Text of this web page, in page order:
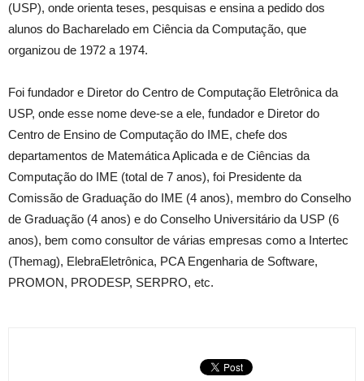
(USP), onde orienta teses, pesquisas e ensina a pedido dos
alunos do Bacharelado em Ciência da Computação, que
organizou de 1972 a 1974.
Foi fundador e Diretor do Centro de Computação Eletrônica da
USP, onde esse nome deve-se a ele, fundador e Diretor do
Centro de Ensino de Computação do IME, chefe dos
departamentos de Matemática Aplicada e de Ciências da
Computação do IME (total de 7 anos), foi Presidente da
Comissão de Graduação do IME (4 anos), membro do Conselho
de Graduação (4 anos) e do Conselho Universitário da USP (6
anos), bem como consultor de várias empresas como a Intertec
(Themag), ElebraEletrônica, PCA Engenharia de Software,
PROMON, PRODESP, SERPRO, etc.